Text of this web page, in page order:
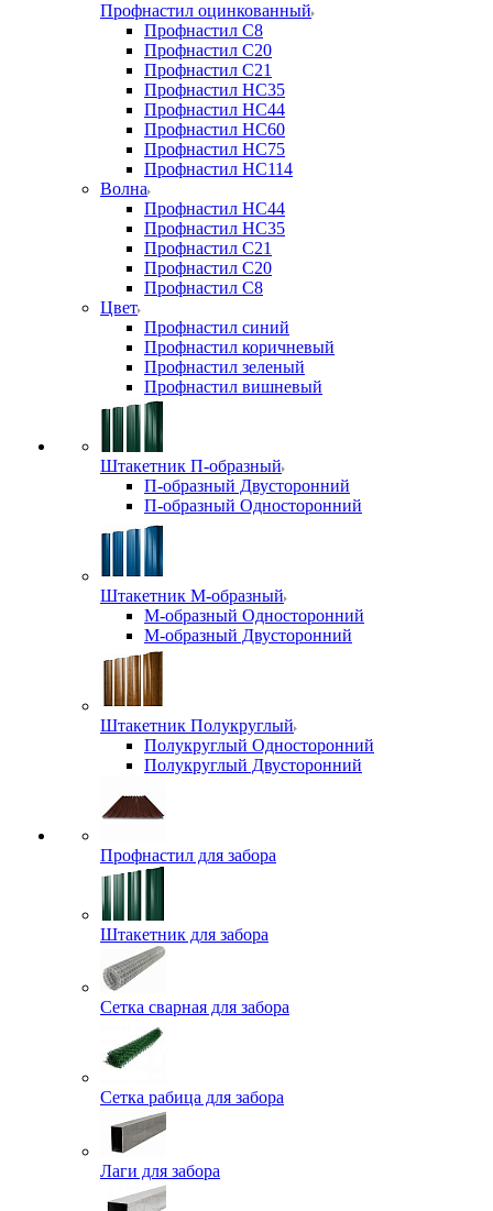
Профнастил оцинкованный
Профнастил С8
Профнастил С20
Профнастил С21
Профнастил НС35
Профнастил НС44
Профнастил НС60
Профнастил НС75
Профнастил НС114
Волна
Профнастил НС44
Профнастил НС35
Профнастил С21
Профнастил С20
Профнастил С8
Цвет
Профнастил синий
Профнастил коричневый
Профнастил зеленый
Профнастил вишневый
Штакетник П-образный
П-образный Двусторонний
П-образный Односторонний
Штакетник М-образный
М-образный Односторонний
М-образный Двусторонний
Штакетник Полукруглый
Полукруглый Односторонний
Полукруглый Двусторонний
Профнастил для забора
Штакетник для забора
Сетка сварная для забора
Сетка рабица для забора
Лаги для забора